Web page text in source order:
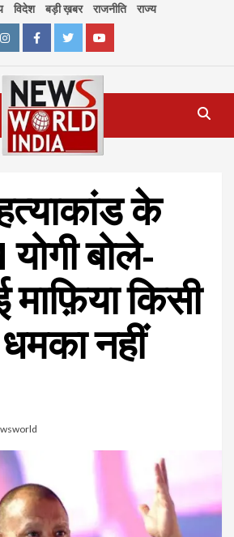
विदेश बड़ी ख़बर राजनीति राज्य
InstagramFacebookTwitterYoutube
के
योगी बोले-
किसी
नहीं